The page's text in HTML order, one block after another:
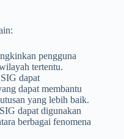
pengguna
tertentu.
dapat
dapat membantu
yang lebih baik.
dapat digunakan
berbagai fenomena